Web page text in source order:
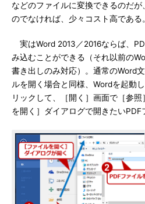
などのファイルに変換できるのだ
のでなければ、少々コスト高である。
実はWord 2013／2016ならば、
み込むことができる（それ以前の
書き出しのみ対応）。通常のWord
ルを開く場合と同様、Wordを起動
リックして、［開く］画面で［参
を開く］ダイアログで開きたいPDF